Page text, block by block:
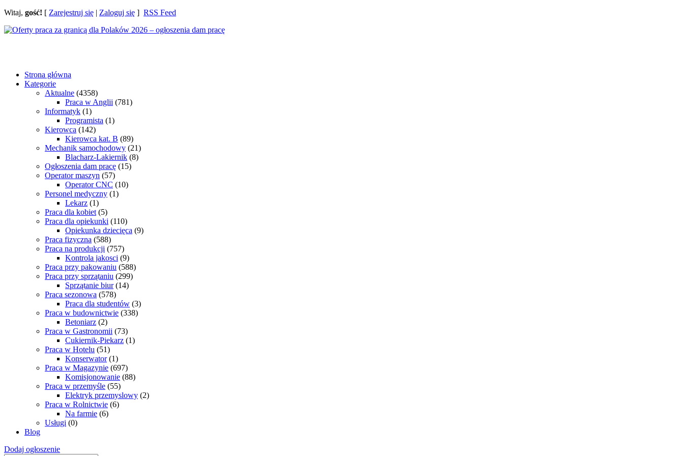
Witaj, gość! [ Zarejestruj się | Zaloguj się ] RSS Feed
Strona główna
Kategorie
Aktualne (4358)
Praca w Anglii (781)
Informatyk (1)
Programista (1)
Kierowca (142)
Kierowca kat. B (89)
Mechanik samochodowy (21)
Blacharz-Lakiernik (8)
Ogłoszenia dam pracę (15)
Operator maszyn (57)
Operator CNC (10)
Personel medyczny (1)
Lekarz (1)
Praca dla kobiet (5)
Praca dla opiekunki (110)
Opiekunka dziecięca (9)
Praca fizyczna (588)
Praca na produkcji (757)
Kontrola jakosci (9)
Praca przy pakowaniu (588)
Praca przy sprzątaniu (299)
Sprzątanie biur (14)
Praca sezonowa (578)
Praca dla studentów (3)
Praca w budownictwie (338)
Betoniarz (2)
Praca w Gastronomii (73)
Cukiernik-Piekarz (1)
Praca w Hotelu (51)
Konserwator (1)
Praca w Magazynie (697)
Komisjonowanie (88)
Praca w przemyśle (55)
Elektryk przemyslowy (2)
Praca w Rolnictwie (6)
Na farmie (6)
Usługi (0)
Blog
Dodaj ogłoszenie